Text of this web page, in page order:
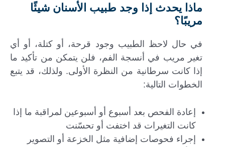
ماذا يحدث إذا وجد طبيب الأسنان شيئًا
مريبًا؟
في حال لاحظ الطبيب وجود قرحة، أو كتلة، أو أي
تغير مريب في أنسجة الفم، فلن يتمكن من تأكيد ما
إذا كانت سرطانية من النظرة الأولى. ولذلك، قد يتبع
الخطوات التالية:
إعادة الفحص بعد أسبوع أو أسبوعين لمراقبة ما إذا
كانت التغيرات قد اختفت أو تحسّنت
إجراء فحوصات إضافية مثل الخزعة أو التصوير